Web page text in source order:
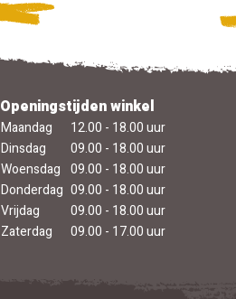
Openingstijden winkel
Maandag
12.00 - 18.00 uur
Dinsdag
09.00 - 18.00 uur
Woensdag 09.00 - 18.00 uur
Donderdag 09.00 - 18.00 uur
Vrijdag
09.00 - 18.00 uur
Zaterdag
09.00 - 17.00 uur